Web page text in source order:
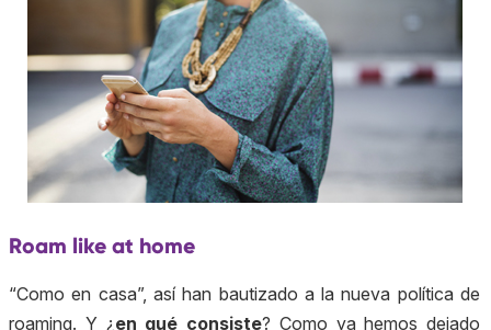
Roam like at home
“Como en casa”, así han bautizado a la nueva política de
roaming. Y ¿ en qué consiste? Como ya hemos dejado